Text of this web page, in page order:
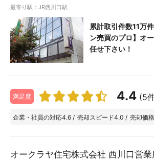
最寄り駅：JR西川口駅
累計取引件数11万
ン売買のプロ】オ
任せ下さい！
満足度 4.4 (5
企業・社員の対応4.6 / 売却スピード4.0 / 売却価格
オークラヤ住宅株式会社 西川口営業